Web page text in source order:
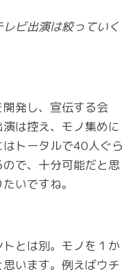
ビ出演は絞っていく
開発し、宣伝する会
は控え、モノ集めに
トータルで40人ぐら
で、十分可能だと思
いですね。
とは別。モノを１か
います。例えばウチ